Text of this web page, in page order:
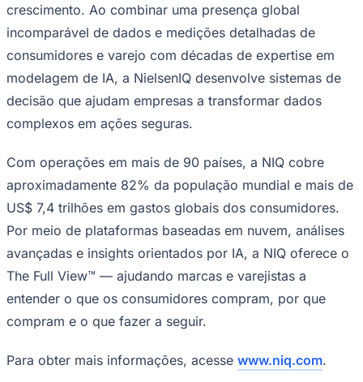
Palmeiras
crescimento. Ao combinar uma presença global
incomparável de dados e medições detalhadas de
consumidores e varejo com décadas de expertise em
modelagem de IA, a NielsenIQ desenvolve sistemas de
decisão que ajudam empresas a transformar dados
complexos em ações seguras.
Com operações em mais de 90 países, a NIQ cobre
aproximadamente 82% da população mundial e mais de
US$ 7,4 trilhões em gastos globais dos consumidores.
Por meio de plataformas baseadas em nuvem, análises
avançadas e insights orientados por IA, a NIQ oferece o
The Full View™ — ajudando marcas e varejistas a
entender o que os consumidores compram, por que
compram e o que fazer a seguir.
Para obter mais informações, acesse www.niq.com.